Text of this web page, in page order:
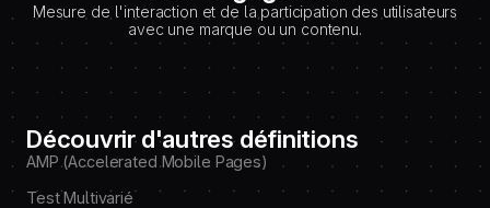
Mesure de l'interaction et de la participation des utilisateurs
avec une marque ou un contenu.
Découvrir d'autres définitions
AMP (Accelerated Mobile Pages)
Test Multivarié